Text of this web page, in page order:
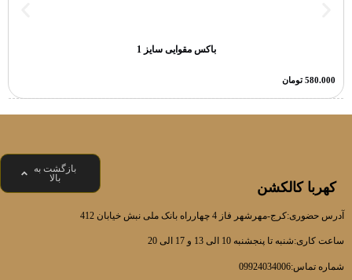
باکس مقوایی سایز 1
580.000 تومان
بازگشت به
بالا
کهربا کالکشن
آدرس حضوری:کرج-مهرشهر فاز 4 چهارراه بانک ملی نبش خیابان 412
ساعت کاری:شنبه تا پنجشنبه 10 الی 13 و 17 الی 20
شماره تماس:09924034006